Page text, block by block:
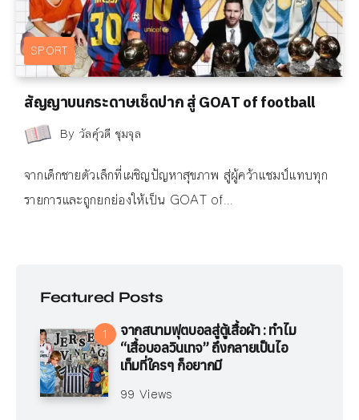
SPORT
สัญญาบนกระดาษเช็ดปาก สู่ GOAT of football
By วัลคุ์วดี ชุมจุล
จากเด็กชายตัวเล็กที่เผชิญปัญหาสุขภาพ สู่ผู้คว้าแชมป์แทบทุก
รายการและถูกยกย่องให้เป็น GOAT of...
Featured Posts
จากสนามฟุตบอลสู่ตู้เสื้อผ้า : ทำไม
“เสื้อบอลวินเทจ” ถึงกลายเป็นไอ
เท็มที่ใครๆ ก็อยากมี
99 Views